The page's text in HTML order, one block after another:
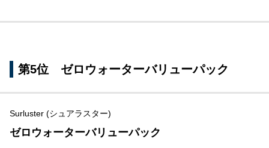
第5位 ゼロウォーターバリューパック
Surluster (シュアラスター)
ゼロウォーターバリューパック